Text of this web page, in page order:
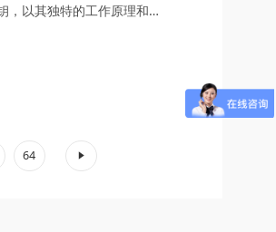
，以其独特的工作原理和卓
未有的时间控制手段。作为
光延迟线的重要性，并致
64»